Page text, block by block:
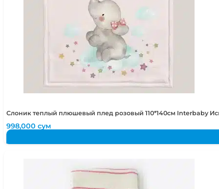
Слоник теплый плюшевый плед розовый 110*140см Interbaby
998,000сум